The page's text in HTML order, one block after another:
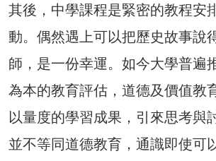
其後，中學課程是緊密的教程安
動。偶然遇上可以把歷史故事說
師，是一份幸運。如今大學普遍
為本的教育評估，道德及價值教
以量度的學習成果，引來思考與
並不等同道德教育，通識即使可